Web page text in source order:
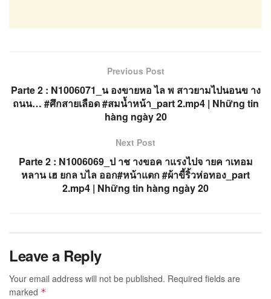
Previous Post
Parte 2 : N1006071_น องขายหอ ไล พ สาวยามไปนอนข าง
ถนน… #ศึกสายเลือด #สมน้ำหน้า_part 2.mp4 | Những tin
hàng ngày 20
Next Post
Parte 2 : N1006069_ป าช างขอค าแรงไปจ ายค าเทอม
หลาน เฮ ยกล บไล ออก#หน้าแตก #ผ้าขี้ริ้วห่อทอง_part
2.mp4 | Những tin hàng ngày 20
Leave a Reply
Your email address will not be published. Required fields are
marked *